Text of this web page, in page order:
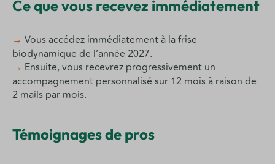
Ce que vous recevez immédiatement
→ Vous accédez immédiatement à la frise
biodynamique de l’année 2027.
→ Ensuite, vous recevrez progressivement un
accompagnement personnalisé sur 12 mois à raison de
2 mails par mois.
Témoignages de pros